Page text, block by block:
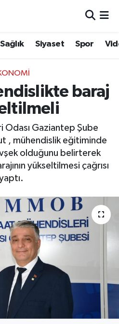
Sağlık Siyaset Spor
baraj
Odası Gaziantep Şube
, mühendislik eğitiminde
olduğunu belirterek
yükseltilmesi çağrısı